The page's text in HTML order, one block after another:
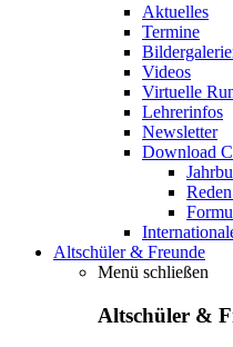
Aktuelles
Termine
Videos
Virtuelle
Lehrerinfos
Newsletter
Download
Altschüler & Freunde
Menü schließen
Altschüler &